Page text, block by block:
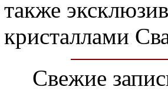
также
кристаллами
Свежие